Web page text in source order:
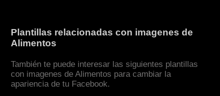
Plantillas relacionadas con imagenes de
Alimentos
También te puede interesar las siguientes plantillas
con imagenes de Alimentos para cambiar la
apariencia de tu Facebook.